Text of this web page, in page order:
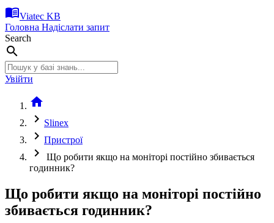
menu_bookViatec KB
Головна Надіслати запит
Search
search
Увійти
home
chevron_right Slinex
chevron_right Пристрої
chevron_right
Що робити якщо на моніторі постійно збивається
годинник?
Що робити якщо на моніторі постійно
збивається годинник?